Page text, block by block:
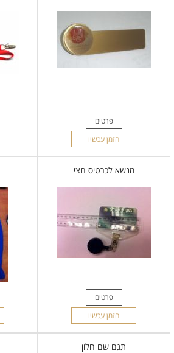
פרטים
הזמן עכשיו
מנשא לכרטיס חצי
פרטים
הזמן עכשיו
תגם שם חלון